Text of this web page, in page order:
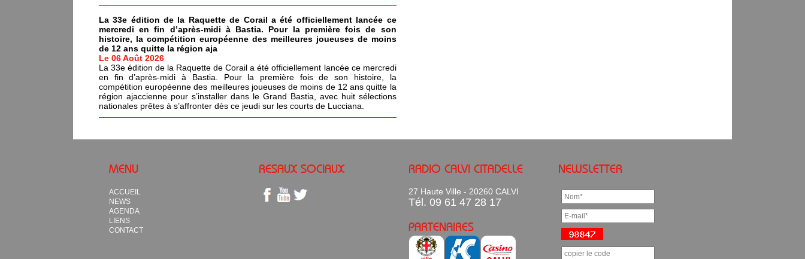
La 33e édition de la Raquette de Corail a été officiellement lancée ce
mercredi en fin d’après-midi à Bastia. Pour la première fois de son
histoire, la compétition européenne des meilleures joueuses de moins
de 12 ans quitte la région aja
Le 06 Août 2026
La 33e édition de la Raquette de Corail a été officiellement lancée ce mercredi
en fin d’après-midi à Bastia. Pour la première fois de son histoire, la
compétition européenne des meilleures joueuses de moins de 12 ans quitte la
région ajaccienne pour s’installer dans le Grand Bastia, avec huit sélections
nationales prêtes à s’affronter dès ce jeudi sur les courts de Lucciana.
MENU
ACCUEIL
NEWS
AGENDA
LIENS
CONTACT
RESAUX SOCIAUX RADIO CALVI CITADELLE
27 Haute Ville - 20260 CALVI
Tél. 09 61 47 28 17
PARTENAIRES
NEWSLETTER